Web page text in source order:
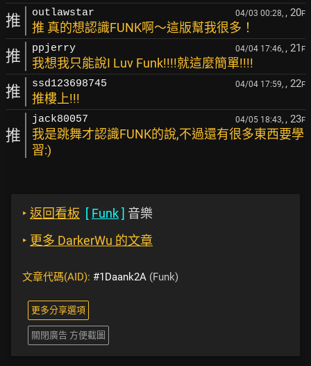
推 outlawstar 04/03 00:28, , 20F
推 真的想認識FUNK啊～這版幫我很多！
推 ppjerry 04/04 17:46, , 21 F
我想我只能說I Luv Funk!!!!就這麼簡單!!!!
推 ssd123698745 04/04 17:59, , 22F
推樓上!!!
推
jack80057 04/05 18:43, , 23F
我是跳舞才認識FUNK的說,不過還有很多東西要學
習:)
‣ 返回看板 [ Funk] 音樂
‣ 更多 DarkerWu 的文章
文章代碼(AID): #1Daank2A (Funk)
更多分享選項
關閉廣告 方便截圖